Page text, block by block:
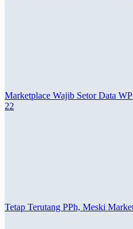
Marketplace Wajib Setor Data
22
Tetap Terutang PPh, Meski